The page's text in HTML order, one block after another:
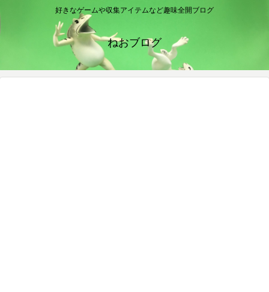
好きなゲームや収集アイテムなど趣味全開ブログ
ねおブログ